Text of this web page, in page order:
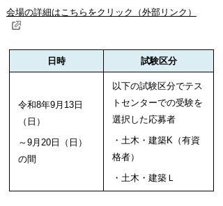
会場の詳細はこちらをクリック（外部リンク）
日時 試験区分
令和8年9月13日
（日）
～9月20日（日）
の間
以下の試験区分でテス
トセンターでの受験を
選択した応募者
・土木・建築K （有資
格者）
・土木・建築Ｌ